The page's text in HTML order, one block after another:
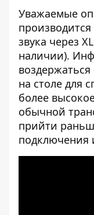
Уважаемые
звука через
наличии).
на столе для
более
обычной
прийти
подключения